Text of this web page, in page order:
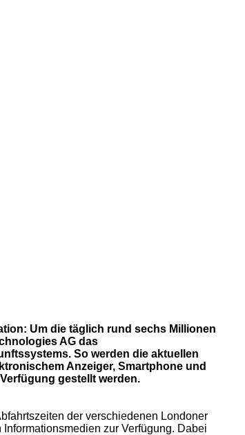
Um die täglich rund sechs Millionen
AG das
So werden die aktuellen
Anzeiger, Smartphone und
gestellt werden.
der verschiedenen Londoner
zur Verfügung. Dabei